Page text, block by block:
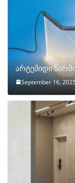
არტემიდი
September 16,